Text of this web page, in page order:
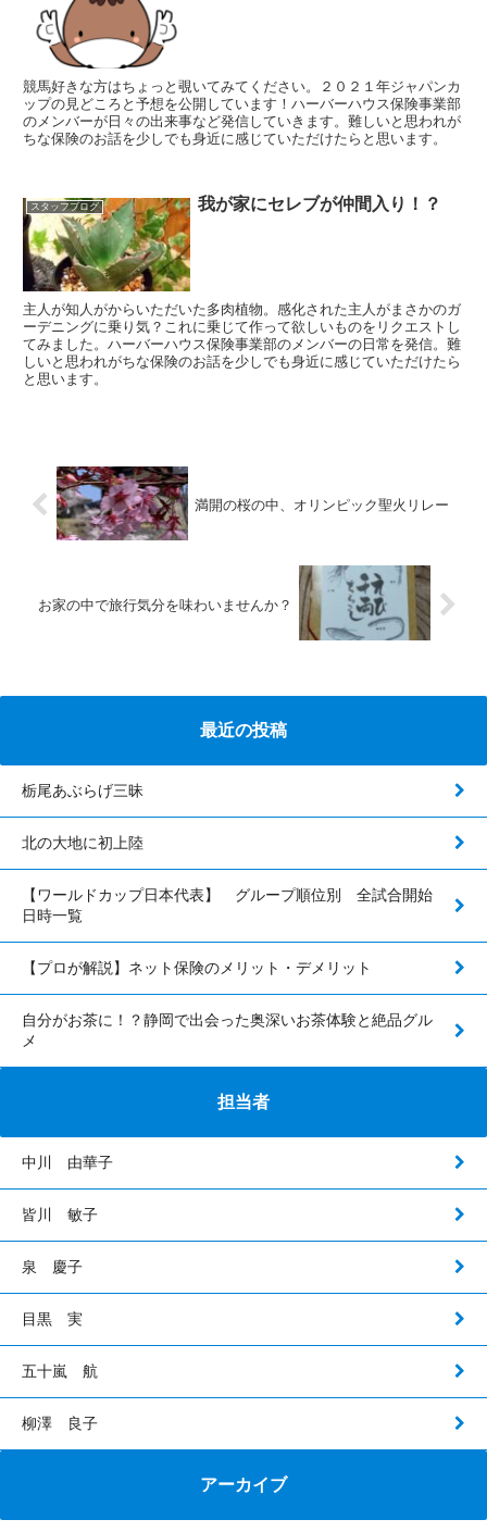
競馬好きな方はちょっと覗いてみてください。２０２１年ジャパンカ
ップの見どころと予想を公開しています！ハーバーハウス保険事業部
のメンバーが日々の出来事など発信していきます。難しいと思われが
ちな保険のお話を少しでも身近に感じていただけたらと思います。
スタッフブログ 我が家にセレブが仲間入り！？
主人が知人がからいただいた多肉植物。感化された主人がまさかのガ
ーデニングに乗り気？これに乗じて作って欲しいものをリクエストし
てみました。ハーバーハウス保険事業部のメンバーの日常を発信。難
しいと思われがちな保険のお話を少しでも身近に感じていただけたら
と思います。
満開の桜の中、オリンピック聖火リレー
お家の中で旅行気分を味わいませんか？
最近の投稿
栃尾あぶらげ三昧
北の大地に初上陸
【ワールドカップ日本代表】 グループ順位別 全試合開始
日時一覧
【プロが解説】ネット保険のメリット・デメリット
自分がお茶に！？静岡で出会った奥深いお茶体験と絶品グル
メ
担当者
中川 由華子
皆川 敏子
泉 慶子
目黒 実
五十嵐 航
柳澤 良子
アーカイブ